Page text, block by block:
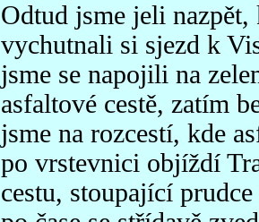
Odtud jsme jeli
vychutnali si sjezd k
jsme se napojili na
asfaltové cestě, zatím
jsme na rozcestí, kde
po vrstevnici objíždí
cestu, stoupající